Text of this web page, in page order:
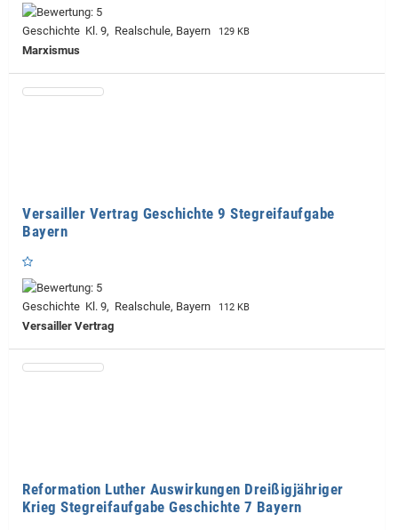
Geschichte Kl. 9, Realschule, Bayern 129 KB
Marxismus
Versailler Vertrag Geschichte 9 Stegreifaufgabe
Bayern
Geschichte Kl. 9, Realschule, Bayern 112 KB
Versailler Vertrag
Reformation Luther Auswirkungen Dreißigjähriger
Krieg Stegreifaufgabe Geschichte 7 Bayern